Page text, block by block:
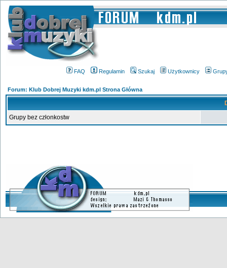
FAQ Regulamin Szukaj Użytkownicy
Forum: Klub Dobrej Muzyki kdm.pl Strona Główna
Grupy bez członkostw